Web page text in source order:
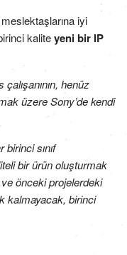
iyi
kaliteyeni bir IP
henüz
üzere Sony’de kendi
sınıf
bir ürün oluşturmak
önceki projelerdeki
kalmayacak, birinci